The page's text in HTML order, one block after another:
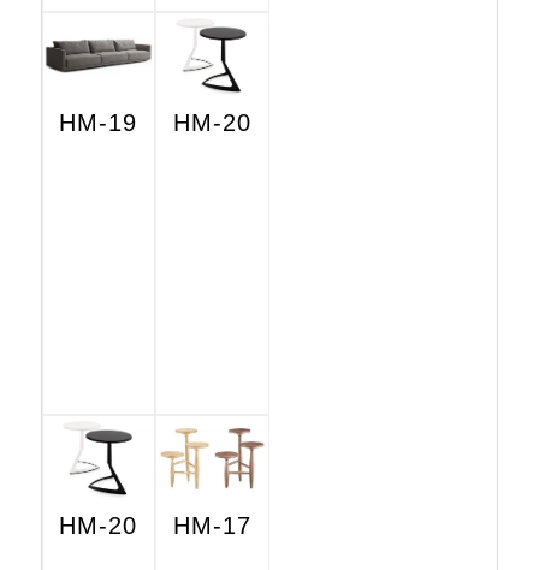
HM-19 HM-20
HM-20 HM-17